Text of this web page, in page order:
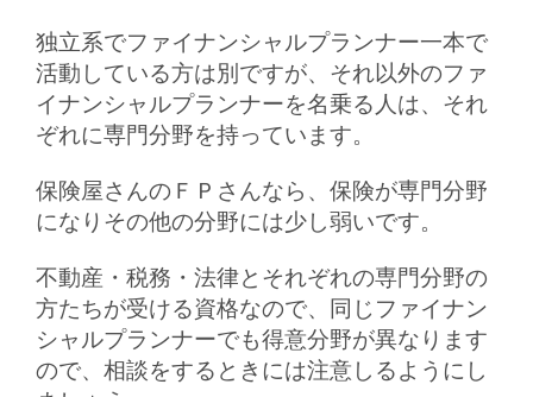
独立系でファイナンシャルプランナー一本で
活動している方は別ですが、それ以外のファ
イナンシャルプランナーを名乗る人は、それ
ぞれに専門分野を持っています。
保険屋さんのＦＰさんなら、保険が専門分野
になりその他の分野には少し弱いです。
不動産・税務・法律とそれぞれの専門分野の
方たちが受ける資格なので、同じファイナン
シャルプランナーでも得意分野が異なります
ので、相談をするときには注意しるようにし